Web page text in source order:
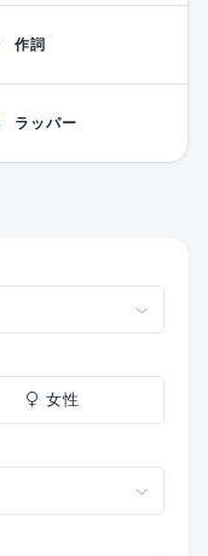
作詞
ラッパー
女性